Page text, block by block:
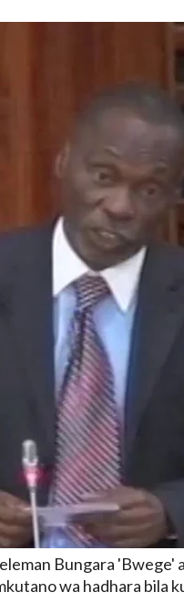
Kwenye Giza Nikiwa
MAKAO MAKUU YA
Yalitishia Kuangamiza
Zaidi Ya Miaka Saba Bila
WA VYUO
Bungara 'Bwege'
wa hadhara bila